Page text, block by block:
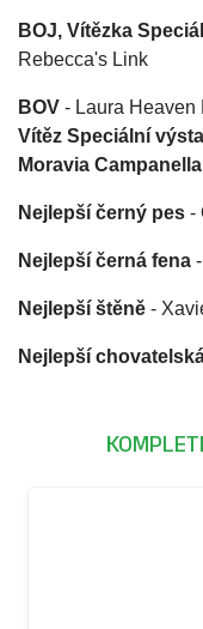
BOJ, Vítězka
Rebecca's Link
BOV - Laura Heaven
Vítěz Speciální
Moravia Campanella
Nejlepší černý pes -
Nejlepší černá fena
Nejlepší štěně -
Nejlepší